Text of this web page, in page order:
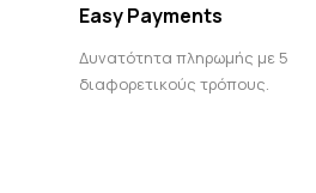
Easy Payments
Δυνατότητα πληρωμής με 5
διαφορετικούς τρόπους.